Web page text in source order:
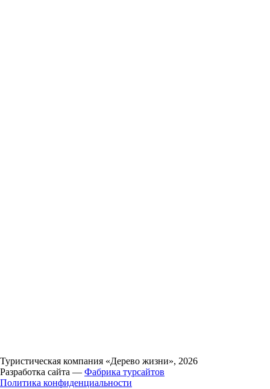
Туристическая компания «Дерево жизни», 2026
Разработка сайта — Фабрика турсайтов
Политика конфиденциальности